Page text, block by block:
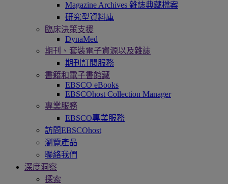
Magazine Archives 雜誌典藏檔案
研究型資料庫
臨床決策支援
DynaMed
期刊、套裝電子資源以及雜誌
期刊訂閱服務
書籍和電子書館藏
EBSCO eBooks
EBSCOhost Collection Manager
專業服務
EBSCO專業服務
訪問EBSCOhost
瀏覽產品
聯絡我們
深度洞察
探索